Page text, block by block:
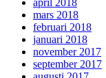
april 2018
mars 2018
februari 2018
januari 2018
november 2017
september 2017